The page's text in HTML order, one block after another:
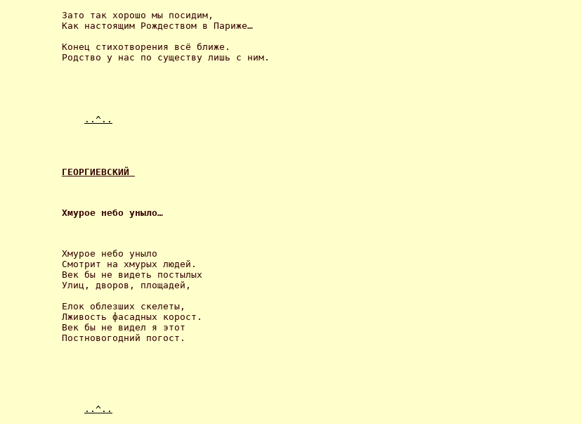
Зато так хорошо мы посидим,
Как настоящим Рождеством в Париже…
Конец стихотворения всё ближе.
Родство у нас по существу лишь с ним.
..^..
ГЕОРГИЕВСКИЙ
Хмурое небо уныло…
Хмурое небо уныло
Смотрит на хмурых людей.
Век бы не видеть постылых
Улиц, дворов, площадей,
Елок облезших скелеты,
Лживость фасадных корост.
Век бы не видел я этот
Постновогодний погост.
..^..